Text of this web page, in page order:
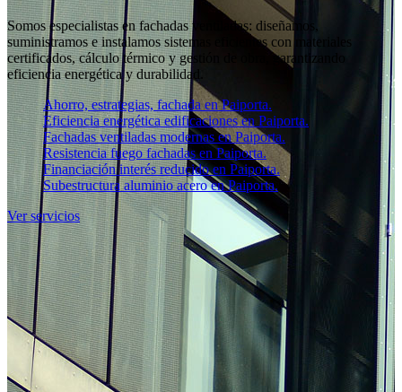
Somos especialistas en fachadas ventiladas: diseñamos,
suministramos e instalamos sistemas eficientes con materiales
certificados, cálculo térmico y gestión de obra, garantizando
eficiencia energética y durabilidad.
Ahorro, estrategias, fachada en Paiporta.
Eficiencia energética edificaciones en Paiporta.
Fachadas ventiladas modernas en Paiporta.
Resistencia fuego fachadas en Paiporta.
Financiación interés reducido en Paiporta.
Subestructura aluminio acero en Paiporta.
Ver servicios